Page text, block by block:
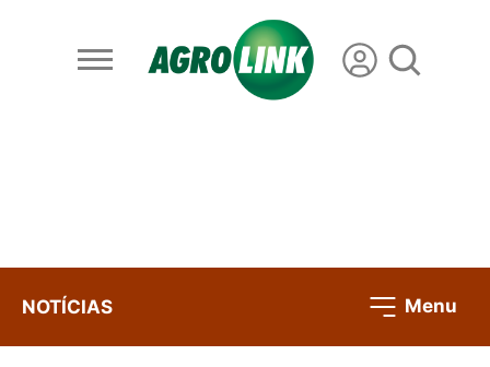
NOTÍCIAS Menu